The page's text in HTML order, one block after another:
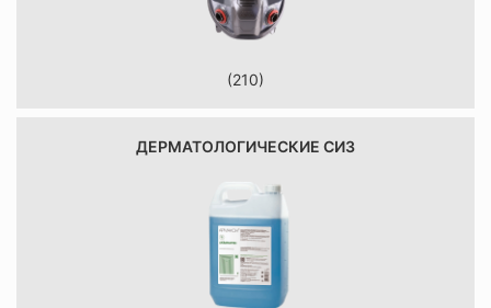
(210)
ДЕРМАТОЛОГИЧЕСКИЕ СИЗ